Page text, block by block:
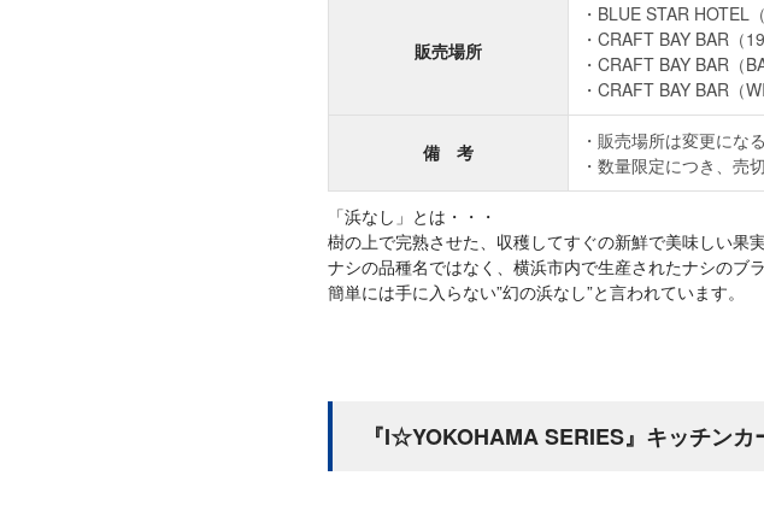
販売場所
BLUE STAR HOTEL
CRAFT BAY BAR（19
CRAFT BAY BAR（
CRAFT BAY BAR（
備 考
販売場所は変更にな
数量限定につき、売
「浜なし」とは・・・
樹の上で完熟させた、収穫してすぐの新鮮で美味しい果
ナシの品種名ではなく、横浜市内で生産されたナシのブラ
簡単には手に入らない”幻の浜なし”と言われています。
『I☆YOKOHAMA SERIES』キッチン